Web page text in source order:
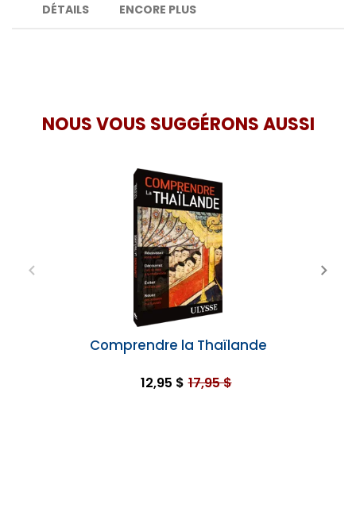
DÉTAILS ENCORE PLUS
NOUS VOUS SUGGÉRONS AUSSI
Comprendre la Thaïlande
12,95 $ 17,95 $